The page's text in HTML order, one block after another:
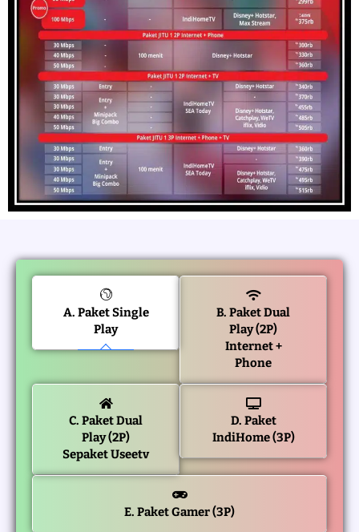
A. Paket Single
Play
B. Paket Dual
Play (2P)
Internet +
Phone
C. Paket Dual
Play (2P)
Sepaket Useetv
D. Paket
IndiHome (3P)
E. Paket Gamer (3P)